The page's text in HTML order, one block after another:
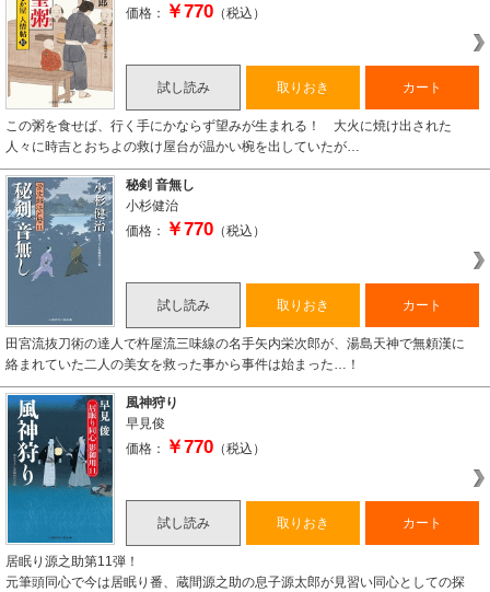
価格：
￥770 （税込）
試し読み 取りおき カート
この粥を食せば、行く手にかならず望みが生まれる！ 大火に焼け出された
人々に時吉とおちよの救け屋台が温かい椀を出していたが…
秘剣 音無し
小杉健治
価格：
￥770 （税込）
試し読み 取りおき カート
田宮流抜刀術の達人で杵屋流三味線の名手矢内栄次郎が、湯島天神で無頼漢に
絡まれていた二人の美女を救った事から事件は始まった…！
風神狩り
早見俊
価格：
￥770 （税込）
試し読み 取りおき カート
居眠り源之助第11弾！
元筆頭同心で今は居眠り番、蔵間源之助の息子源太郎が見習い同心としての探